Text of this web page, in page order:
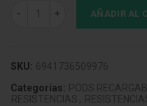
Uwell Caliburn A3 Pod
AÑADIR AL
SKU: 6941736509976
Categorías: PODS
RESISTENCIAS ,